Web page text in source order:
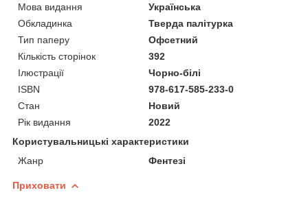
Мова видання
Українська
Обкладинка
Тверда палітурка
Тип паперу
Офсетний
Кількість сторінок
392
Ілюстрації
Чорно-білі
ISBN
978-617-585-233-0
Стан
Новий
Рік видання
2022
Користувальницькі характеристики
Жанр
Фентезі
Приховати